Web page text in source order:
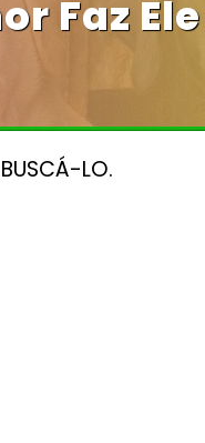
Faz Ele
LO.